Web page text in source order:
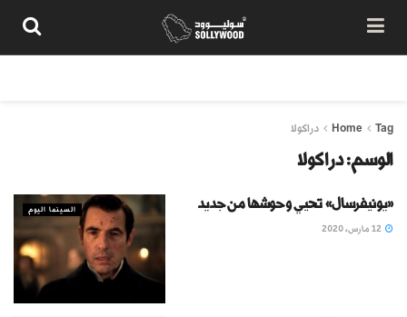
Home Tag دراكولا
الوسم:دراكولا
السينما اليوم «يونيفرسال» تحيي وحوشها من جديد